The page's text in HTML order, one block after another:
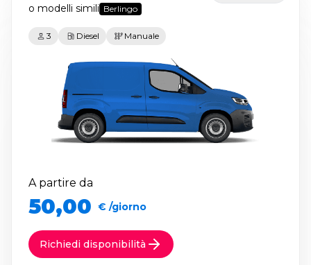
o modelli simili Berlingo
3 Diesel Manuale
A partire da
50,00 € /giorno
Richiedi disponibilità